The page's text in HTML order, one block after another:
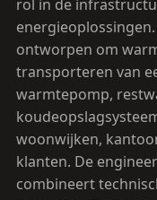
rol in de
ontworpen om
transporteren van
warmtepomp,
woonwijken,
klanten. De
combineert